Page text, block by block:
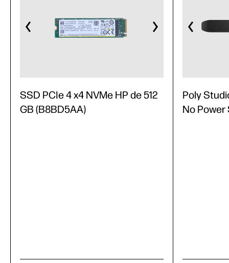
SSD PCIe 4 x4 NVMe HP de 512
GB (B8BD5AA)
Poly
No Power